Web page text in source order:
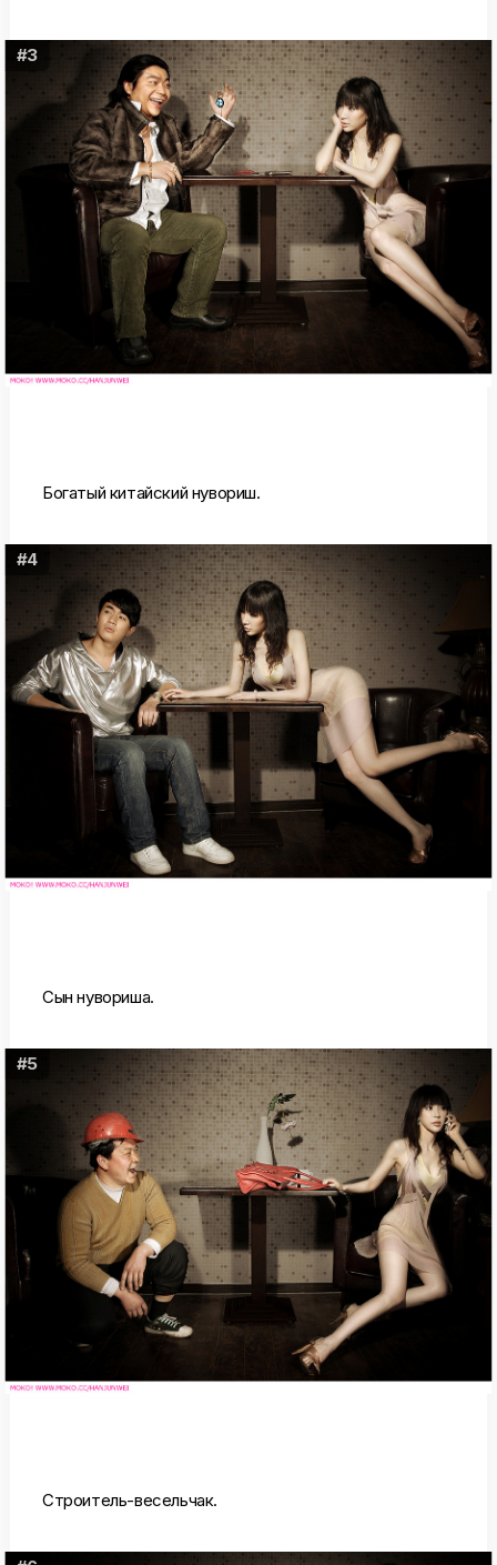
#3
Богатый китайский нувориш.
#4
Сын нувориша.
#5
Строитель-весельчак.